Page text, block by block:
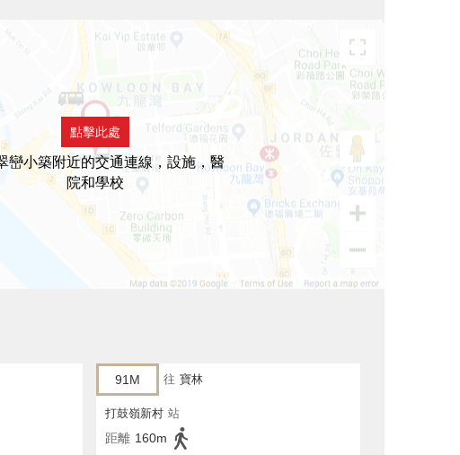
點擊此處
巒小築附近的交通連線，設施，醫
院和學校
91M 往 寶林
打鼓嶺新村 站
距離 160m